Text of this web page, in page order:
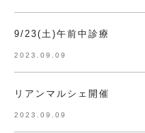
9/23(土)午前中診療
2023.09.09
リアンマルシェ開催
2023.09.09